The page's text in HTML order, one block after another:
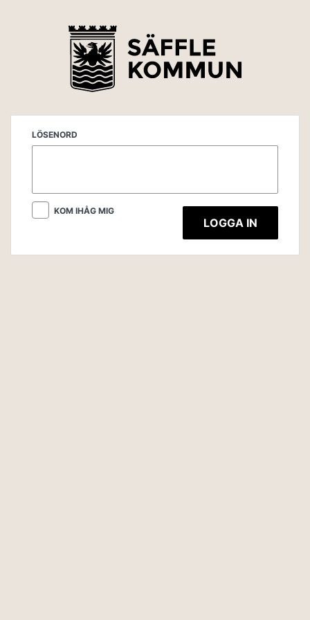
LÖSENORD
KOM IHÅG MIG